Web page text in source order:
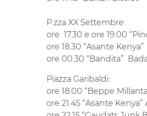
P.zza XX Settembre:
ore 17.30 e ore 19.00
ore 18.30 “Asante
ore 00.30 “Bandita”
Piazza Garibaldi:
ore 18.00 “Beppe
ore 21.45 “Asante